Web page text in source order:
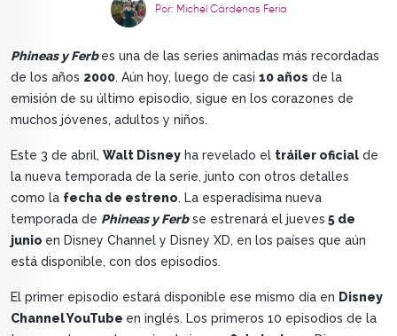
Por: Michel Cárdenas Feria
Phineas y Ferbes una de las series animadas más recordadas
de los años 2000. Aún hoy, luego de casi 10 años de la
emisión de su último episodio, sigue en los corazones de
muchos jóvenes, adultos y niños.
Este 3 de abril, Walt Disney ha revelado el tráiler oficial de
la nueva temporada de la serie, junto con otros detalles
como la fecha de estreno. La esperadísima nueva
temporada de Phineas y Ferbse estrenará el jueves 5 de
junio en Disney Channel y Disney XD, en los países que aún
está disponible, con dos episodios.
El primer episodio estará disponible ese mismo día en Disney
Channel YouTube en inglés. Los primeros 10 episodios de la